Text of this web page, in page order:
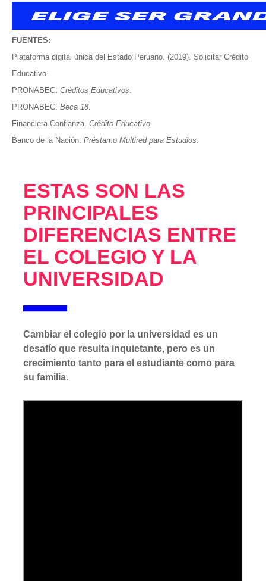
FUENTES:
Plataforma digital única del Estado Peruano. (2019). Solicitar Crédito
Educativo.
PRONABEC. Créditos Educativos
PRONABEC. Beca 18
Financiera Confianza. Crédito Educativo
Banco de la Nación. Préstamo Multired para Estudios
ESTAS SON LAS
PRINCIPALES
DIFERENCIAS ENTRE
EL COLEGIO Y LA
UNIVERSIDAD
Cambiar el colegio por la universidad es un
desafío que resulta inquietante, pero es un
crecimiento tanto para el estudiante como para
su familia.